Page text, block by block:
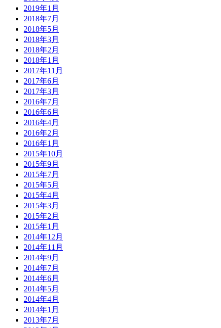
2019年1月
2018年7月
2018年5月
2018年3月
2018年2月
2018年1月
2017年11月
2017年6月
2017年3月
2016年7月
2016年6月
2016年4月
2016年2月
2016年1月
2015年10月
2015年9月
2015年7月
2015年5月
2015年4月
2015年3月
2015年2月
2015年1月
2014年12月
2014年11月
2014年9月
2014年7月
2014年6月
2014年5月
2014年4月
2014年1月
2013年7月